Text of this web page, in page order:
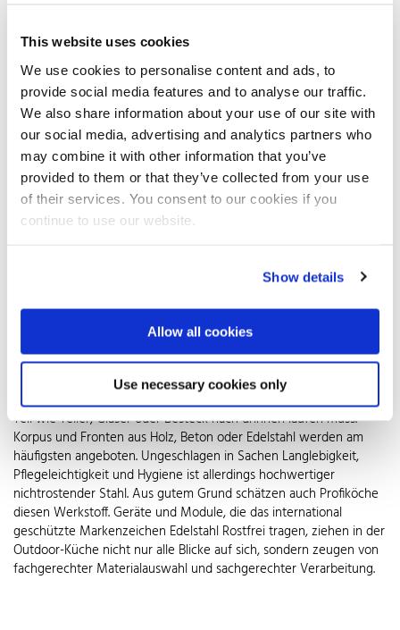
This website uses cookies
We use cookies to personalise content and ads, to
provide social media features and to analyse our traffic.
We also share information about your use of our site with
our social media, advertising and analytics partners who
may combine it with other information that you’ve
provided to them or that they’ve collected from your use
of their services. You consent to our cookies if you
continue to use our website.
Show details
Allow all cookies
Use necessary cookies only
Außenküche am Haus platziert wird, desto unkomplizierter ist
zudem der Zugriff auf Strom, Gas und Wasser. Auch die geplante
Nutzung will von vorneherein gut überlegt sein: Wie oft, wie
lange im Jahr, wie und mit wie vielen Gästen soll der Kochplatz im
Freien entspannten Genuss ermöglichen? Bei der Ausstattung
sollten Grillstation, Gas- oder Induktionskochfeld, ausreichend
Arbeitsfläche und Spüle ganz oben auf der Liste stehen. Für einen
Gasgrill spricht, dass er weder rußt noch raucht. Speziell für
Outdoor-Küchen gibt es in die Küchenzeile integrierte Modelle aus
Edelstahl Rostfrei mit Gasbrenner, die durch eine doppelwandige
Edelstahlhülle vor Feuchtigkeit geschützt sind. Natürlich lassen sich
Kamado-Grill sowie ein Seitenbrenner in die Outdoor-Küche
Die Wasserversorgung der Spüle kann mit dem Gartenschlauch
erfolgen, der mit einem Stecksystem montiert wird. Ein Outdoor-
Kühlschrank gewährleistet, dass jederzeit kühle Getränke
griffbereit sind. Außerdem darf genügend Stauraum in Schränken,
Regalen oder Schubladen nicht fehlen, damit man nicht für jedes
Teil wie Teller, Gläser oder Besteck nach drinnen laufen muss.
Korpus und Fronten aus Holz, Beton oder Edelstahl werden am
häufigsten angeboten. Ungeschlagen in Sachen Langlebigkeit,
Pflegeleichtigkeit und Hygiene ist allerdings hochwertiger
nichtrostender Stahl. Aus gutem Grund schätzen auch Profiköche
diesen Werkstoff. Geräte und Module, die das international
geschützte Markenzeichen Edelstahl Rostfrei tragen, ziehen in der
Outdoor-Küche nicht nur alle Blicke auf sich, sondern zeugen von
fachgerechter Materialauswahl und sachgerechter Verarbeitung.